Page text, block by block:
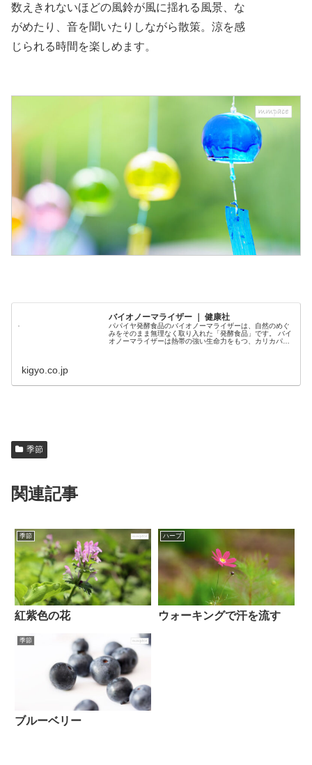
数えきれないほどの風鈴が風に揺れる風景、な
がめたり、音を聞いたりしながら散策。涼を感
じられる時間を楽しめます。
バイオノーマライザー ｜ 健康社
パパイヤ発酵食品のバイオノーマライザーは、自然のめぐ
みをそのまま無理なく取り入れた「発酵食品」です。 バイ
オノーマライザーは熱帯の強い生命力をもつ、カリカパパ
kigyo.co.jp
季節
関連記事
季節
紅紫色の花
ハーブ
ウォーキングで汗を流す
季節
ブルーベリー